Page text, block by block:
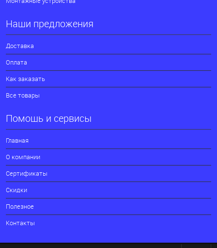
Наши предложения
Доставка
Оплата
Как заказать
Все товары
Помощь и сервисы
Главная
О компании
Сертификаты
Скидки
Полезное
Контакты